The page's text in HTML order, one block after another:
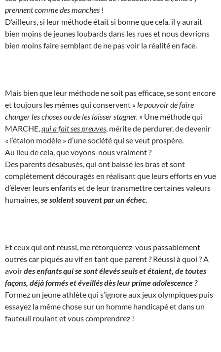
prennent comme des manches !
D’ailleurs, si leur méthode était si bonne que cela, il y aurait
bien moins de jeunes loubards dans les rues et nous devrions
bien moins faire semblant de ne pas voir la réalité en face.
Mais bien que leur méthode ne soit pas efficace, se sont encore
et toujours les mêmes qui conservent « le pouvoir de faire
changer les choses ou de les laisser stagner. » Une méthode qui
MARCHE, qui a fait ses preuves , mérite de perdurer, de devenir
« l’étalon modèle » d’une société qui se veut prospère.
Au lieu de cela, que voyons-nous vraiment ?
Des parents désabusés, qui ont baissé les bras et sont
complètement découragés en réalisant que leurs efforts en vue
d’élever leurs enfants et de leur transmettre certaines valeurs
humaines, se soldent souvent par un échec.
Et ceux qui ont réussi, me rétorquerez-vous passablement
outrés car piqués au vif en tant que parent ? Réussi à quoi ? A
avoirdes enfants qui se sont élevés seuls et étaient, de toutes
façons, déjà formés et éveillés dès leur prime adolescence ?
Formez un jeune athlète qui s’ignore aux jeux olympiques puis
essayez la même chose sur un homme handicapé et dans un
fauteuil roulant et vous comprendrez !